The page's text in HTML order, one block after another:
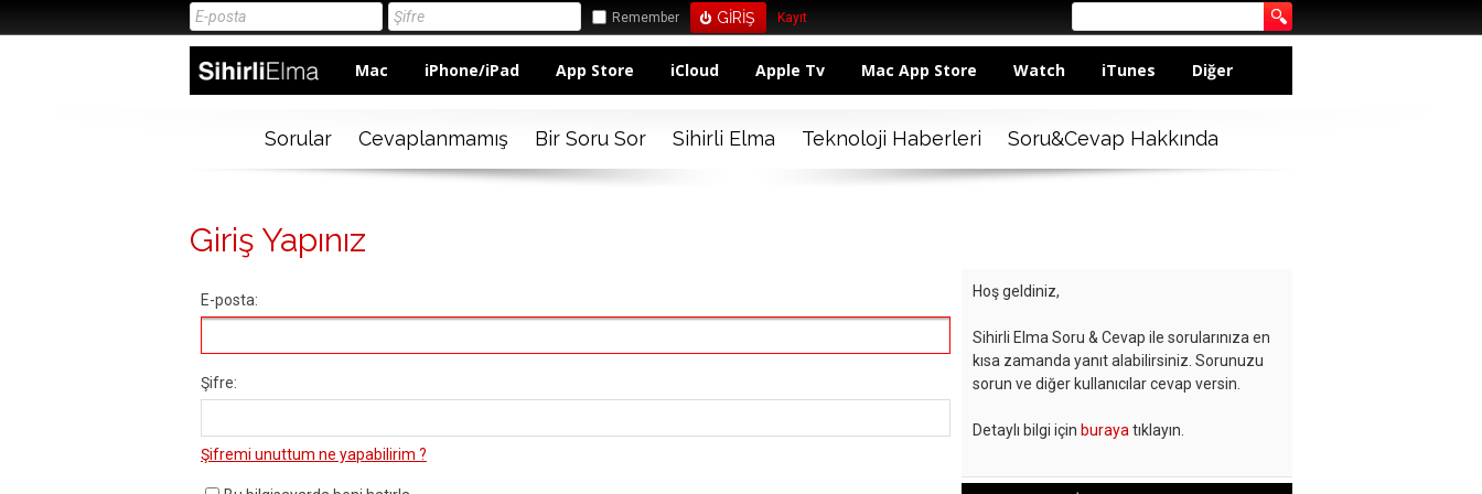
Remember Kayıt
Mac iPhone/iPad App Store iCloud Apple Tv Mac App Store Watch iTunes Diğer
Sorular Cevaplanmamış Bir Soru Sor Sihirli Elma Teknoloji Haberleri Soru&Cevap Hakkında
Giriş Yapınız
E-posta:
Şifre:
Şifremi unuttum ne yapabilirim ?
Hoş geldiniz,
Sihirli Elma Soru & Cevap ile sorularınıza en
kısa zamanda yanıt alabilirsiniz. Sorunuzu
sorun ve diğer kullanıcılar cevap versin.
Detaylı bilgi için buraya tıklayın.